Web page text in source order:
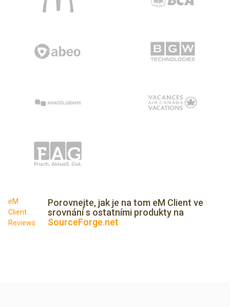
eM
Client
Reviews
Porovnejte, jak je na tom eM Client ve
srovnání s ostatními produkty na
SourceForge.net